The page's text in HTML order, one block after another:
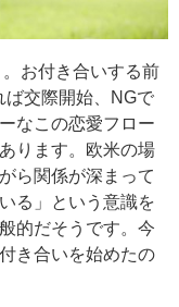
。お付き合いする前
ば交際開始、NGで
なこの恋愛フロー
ります。欧米の場
ら関係が深まって
る」という意識を
的だそうです。今
き合いを始めたの